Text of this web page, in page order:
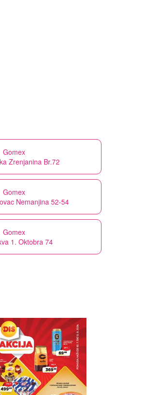
Gomex
Zrenjanina Br.72
Gomex
Nemanjina 52-54
Gomex
1. Oktobra 74